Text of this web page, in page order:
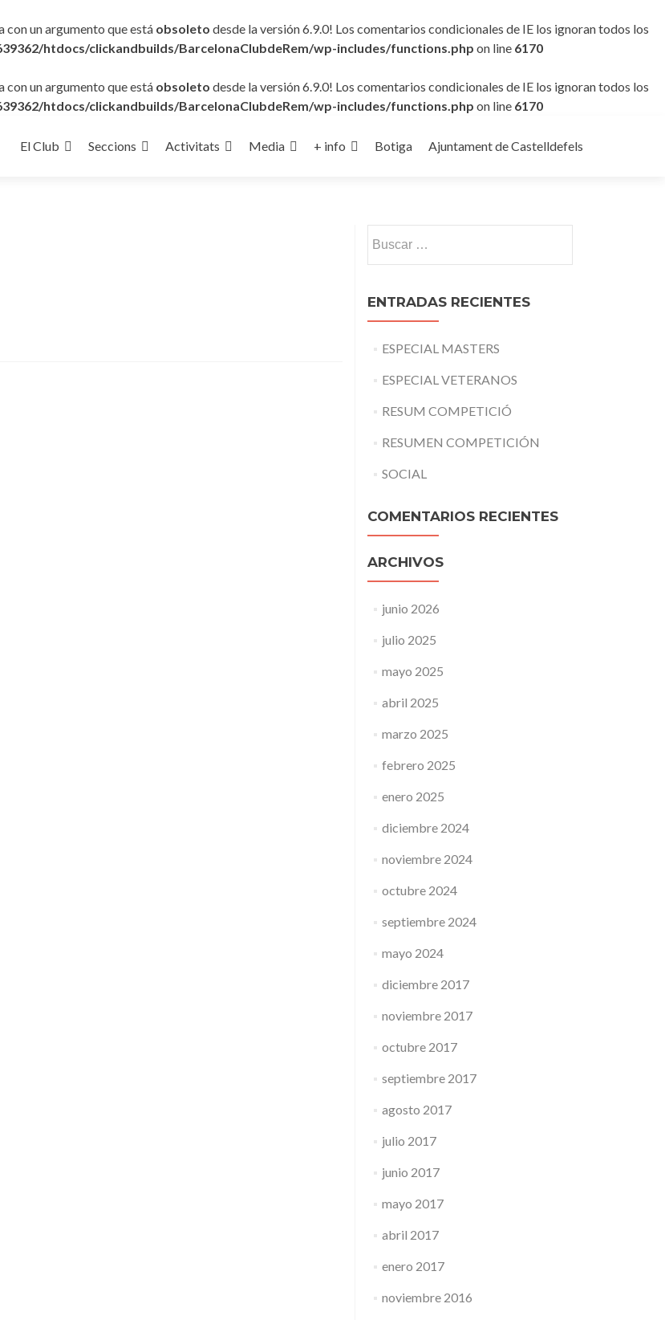
con un argumento que está obsoleto desde la versión 6.9.0! Los comentarios condicionales de IE los ignoran todos los
htdocs/clickandbuilds/BarcelonaClubdeRem/wp-includes/functions.php on line 6170
con un argumento que está obsoleto desde la versión 6.9.0! Los comentarios condicionales de IE los ignoran todos los
htdocs/clickandbuilds/BarcelonaClubdeRem/wp-includes/functions.php on line 6170
al
El Club Seccions Activitats Media + info Botiga Ajuntament de Castelldefels
ENTRADAS RECIENTES
ESPECIAL MASTERS
ESPECIAL VETERANOS
RESUM COMPETICIÓ
RESUMEN COMPETICIÓN
SOCIAL
COMENTARIOS RECIENTES
ARCHIVOS
junio 2026
julio 2025
mayo 2025
abril 2025
marzo 2025
febrero 2025
enero 2025
diciembre 2024
noviembre 2024
octubre 2024
septiembre 2024
mayo 2024
diciembre 2017
noviembre 2017
octubre 2017
septiembre 2017
agosto 2017
julio 2017
junio 2017
mayo 2017
abril 2017
enero 2017
noviembre 2016